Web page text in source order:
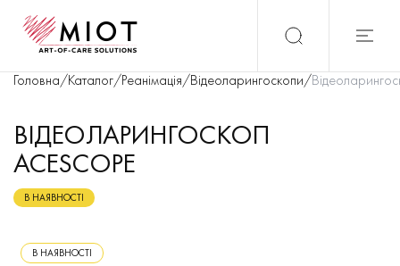
Головна/Каталог/Реанімація/Відеоларингоскопи/
ВІДЕОЛАРИНГОСКОП
ACESCOPE
В НАЯВНОСТІ
В НАЯВНОСТІ